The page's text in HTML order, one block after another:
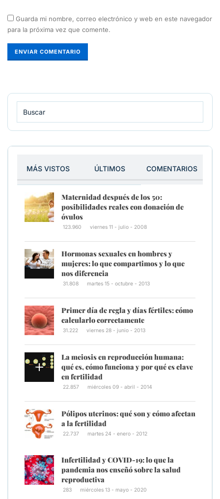
Guarda mi nombre, correo electrónico y web en este navegador
para la próxima vez que comente.
MÁS VISTOS ÚLTIMOS COMENTARIOS
Maternidad después de los 50:
posibilidades reales con donación de
óvulos
123.960 viernes 11 - julio - 2008
Hormonas sexuales en hombres y
mujeres: lo que compartimos y lo que
nos diferencia
31.808 martes 15 - octubre - 2013
Primer día de regla y días fértiles: cómo
calcularlo correctamente
31.222 viernes 28 - junio - 2013
La meiosis en reproducción humana:
qué es, cómo funciona y por qué es clave
en fertilidad
22.857 miércoles 09 - abril - 2014
Pólipos uterinos: qué son y cómo afectan
a la fertilidad
22.737 martes 24 - enero - 2012
Infertilidad y COVID-19: lo que la
pandemia nos enseñó sobre la salud
reproductiva
283 miércoles 13 - mayo - 2020